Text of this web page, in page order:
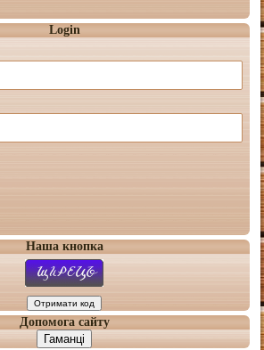
Login
Наша кнопка
Допомога сайту
Гаманці